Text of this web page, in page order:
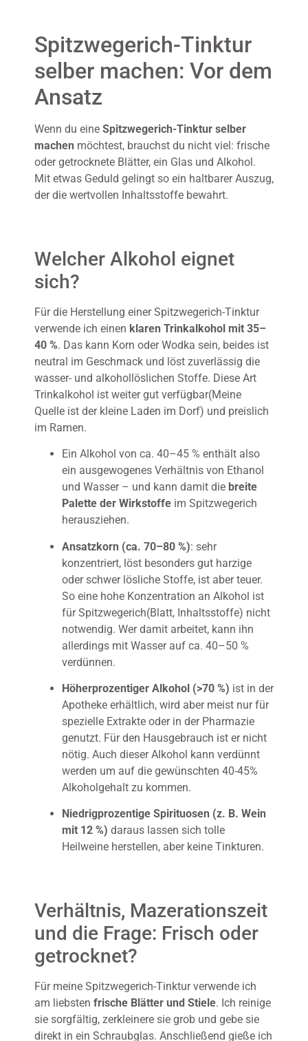
Spitzwegerich-Tinktur
selber machen: Vor dem
Ansatz
Wenn du eine Spitzwegerich-Tinktur selber
machen möchtest, brauchst du nicht viel: frische
oder getrocknete Blätter, ein Glas und Alkohol.
Mit etwas Geduld gelingt so ein haltbarer Auszug,
der die wertvollen Inhaltsstoffe bewahrt.
Welcher Alkohol eignet
sich?
Für die Herstellung einer Spitzwegerich-Tinktur
verwende ich einen klaren Trinkalkohol mit 35–
40 %. Das kann Korn oder Wodka sein, beides ist
neutral im Geschmack und löst zuverlässig die
wasser- und alkohol­löslichen Stoffe. Diese Art
Trinkalkohol ist weiter gut verfügbar(Meine
Quelle ist der kleine Laden im Dorf) und preislich
im Ramen.
Ein Alkohol von ca. 40–45 % enthält also
ein ausgewogenes Verhältnis von Ethanol
und Wasser – und kann damit die breite
Palette der Wirkstoffe im Spitzwegerich
herausziehen.
Ansatzkorn (ca. 70–80 %): sehr
konzentriert, löst besonders gut harzige
oder schwer lösliche Stoffe, ist aber teuer.
So eine hohe Konzentration an Alkohol ist
für Spitzwegerich(Blatt, Inhaltsstoffe) nicht
notwendig. Wer damit arbeitet, kann ihn
allerdings mit Wasser auf ca. 40–50 %
verdünnen.
Höherprozentiger Alkohol (>70 %) ist in der
Apotheke erhältlich, wird aber meist nur für
spezielle Extrakte oder in der Pharmazie
genutzt. Für den Hausgebrauch ist er nicht
nötig. Auch dieser Alkohol kann verdünnt
werden um auf die gewünschten 40-45%
Alkoholgehalt zu kommen.
Niedrigprozentige Spirituosen (z. B. Wein
mit 12 %) daraus lassen sich tolle
Heilweine herstellen, aber keine Tinkturen.
Verhältnis, Mazerationszeit
und die Frage: Frisch oder
getrocknet?
Für meine Spitzwegerich-Tinktur verwende ich
am liebsten frische Blätter und Stiele. Ich reinige
sie sorgfältig, zerkleinere sie grob und gebe sie
direkt in ein Schraubglas. Anschließend gieße ich